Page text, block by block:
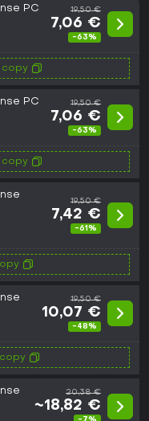
PC
19,50 €
7,06 €
-63%
copy
PC
19,50 €
7,06 €
-63%
copy
19,50 €
7,42 €
-61%
19,50 €
10,07 €
-48%
copy
20,38 €
~18,82 €